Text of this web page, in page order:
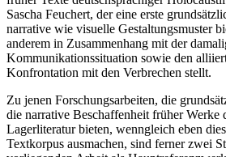
Sascha Feuchert, der eine erste
narrative wie visuelle Gestaltungsmuster
anderem in Zusammenhang mit der
Kommunikationssituation sowie den
Konfrontation mit den Verbrechen stellt.
Zu jenen Forschungsarbeiten, die
die narrative Beschaffenheit früher Werke
Lagerliteratur bieten, wenngleich eben
Textkorpus ausmachen, sind ferner zwei